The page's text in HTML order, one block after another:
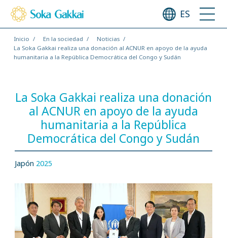
ES
Inicio En la sociedad
Noticias
La Soka Gakkai realiza una donación al ACNUR en apoyo de la ayuda
humanitaria a la República Democrática del Congo y Sudán
La Soka Gakkai realiza una donación
al ACNUR en apoyo de la ayuda
humanitaria a la República
Democrática del Congo y Sudán
Japón 2025